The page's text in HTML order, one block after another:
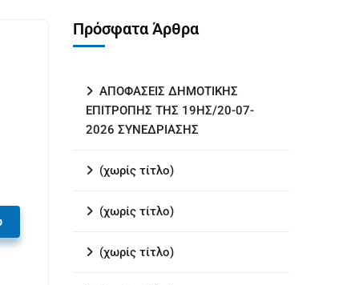
Πρόσφατα Άρθρα
ΑΠΟΦΑΣΕΙΣ ΔΗΜΟΤΙΚΗΣ
ΕΠΙΤΡΟΠΗΣ ΤΗΣ 19ΗΣ/20-07-
2026 ΣΥΝΕΔΡΙΑΣΗΣ
(χωρίς τίτλο)
(χωρίς τίτλο)
(χωρίς τίτλο)